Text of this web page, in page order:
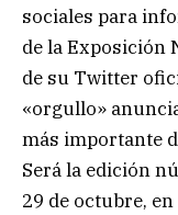
sociales para
de la Exposición
de su Twitter
«orgullo»
más importante
Será la edición
29 de octubre,